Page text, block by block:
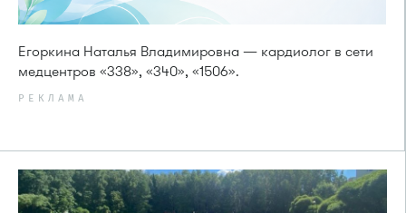
Егоркина Наталья Владимировна — кардиолог в сети
медцентров «338», «340», «1506».
РЕКЛАМА